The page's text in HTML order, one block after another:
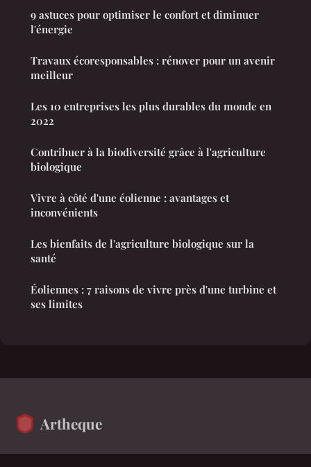
9 astuces pour optimiser le confort et diminuer
l'énergie
Travaux écoresponsables : rénover pour un avenir
meilleur
Les 10 entreprises les plus durables du monde en
2022
Contribuer à la biodiversité grâce à l'agriculture
biologique
Vivre à côté d'une éolienne : avantages et
inconvénients
Les bienfaits de l'agriculture biologique sur la
santé
Éoliennes : 7 raisons de vivre près d'une turbine et
ses limites
Artheque